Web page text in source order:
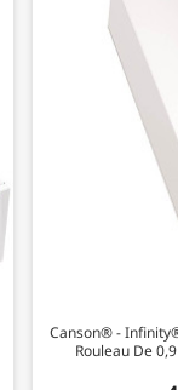
Canson® -
Rouleau De